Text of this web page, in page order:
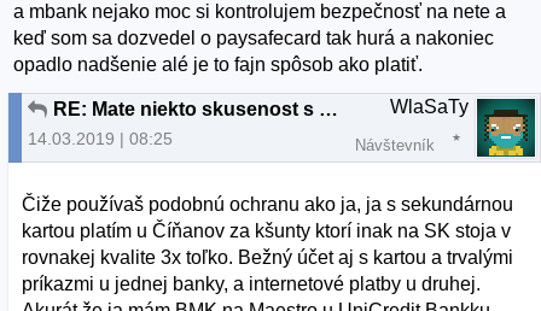
a mbank nejako moc si kontrolujem bezpečnosť na nete a
keď som sa dozvedel o paysafecard tak hurá a nakoniec
opadlo nadšenie alé je to fajn spôsob ako platiť.
RE: Mate niekto skusenost s Paysafecard?
14.03.2019 | 08:25
WlaSaTy
Návštevník
Čiže používaš podobnú ochranu ako ja, ja s sekundárnou
kartou platím u Číňanov za kšunty ktorí inak na SK stoja v
rovnakej kvalite 3x toľko. Bežný účet aj s kartou a trvalými
príkazmi u jednej banky, a internetové platby u druhej.